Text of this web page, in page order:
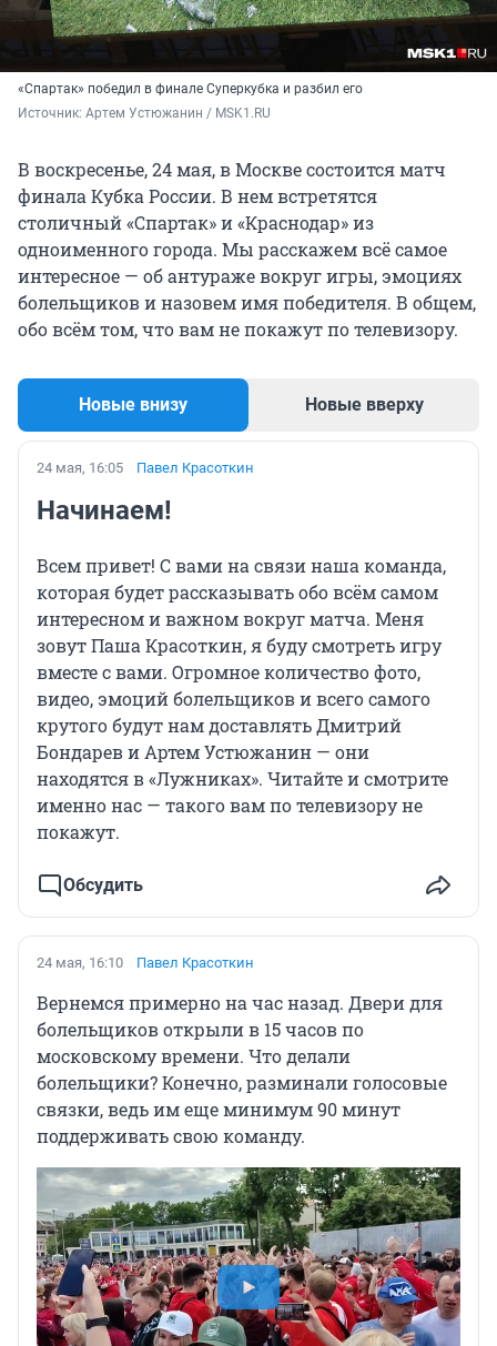
«Спартак» победил в финале Суперкубка и разбил его
Источник: Артем Устюжанин / MSK1.RU
В воскресенье, 24 мая, в Москве состоится матч
финала Кубка России. В нем встретятся
столичный «Спартак» и «Краснодар» из
одноименного города. Мы расскажем всё самое
интересное — об антураже вокруг игры, эмоциях
болельщиков и назовем имя победителя. В общем,
обо всём том, что вам не покажут по телевизору.
Новые внизу Новые вверху
24 мая, 16:05 Павел Красоткин
Начинаем!
Всем привет! С вами на связи наша команда,
которая будет рассказывать обо всём самом
интересном и важном вокруг матча. Меня
зовут Паша Красоткин, я буду смотреть игру
вместе с вами. Огромное количество фото,
видео, эмоций болельщиков и всего самого
крутого будут нам доставлять Дмитрий
Бондарев и Артем Устюжанин — они
находятся в «Лужниках». Читайте и смотрите
именно нас — такого вам по телевизору не
покажут.
Обсудить
24 мая, 16:10 Павел Красоткин
Вернемся примерно на час назад. Двери для
болельщиков открыли в 15 часов по
московскому времени. Что делали
болельщики? Конечно, разминали голосовые
связки, ведь им еще минимум 90 минут
поддерживать свою команду.